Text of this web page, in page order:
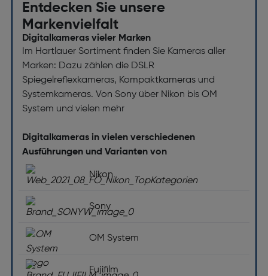
Entdecken Sie unsere
Markenvielfalt
Digitalkameras vieler Marken
Im Hartlauer Sortiment finden Sie Kameras aller
Marken: Dazu zählen die DSLR
Spiegelreflexkameras, Kompaktkameras und
Systemkameras. Von Sony über Nikon bis OM
System und vielen mehr
Digitalkameras in vielen verschiedenen
Ausführungen und Varianten von
Nikon
Sony
OM System
Fujifilm